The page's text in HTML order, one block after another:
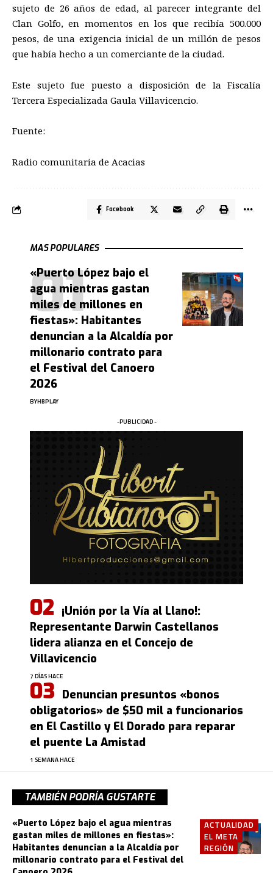
sujeto de 26 años de edad, al parecer integrante del
Clan Golfo, en momentos en los que recibía 500.000
pesos, de una exigencia inicial de un millón de pesos
que había hecho a un comerciante de la ciudad.
Este sujeto fue puesto a disposición de la Fiscalía
Tercera Especializada Gaula Villavicencio.
Fuente:
Radio comunitaria de Acacias
Facebook
MAS POPULARES
«Puerto López bajo el
agua mientras gastan
miles de millones en
fiestas»: Habitantes
denuncian a la Alcaldía por
millonario contrato para
el Festival del Canoero
2026
BYHBPLAY
-PUBLICIDAD -
¡Unión por la Vía al Llano!:
Representante Darwin Castellanos
lidera alianza en el Concejo de
Villavicencio
7 DÍAS HACE
Denuncian presuntos «bonos
obligatorios» de $50 mil a funcionarios
en El Castillo y El Dorado para reparar
el puente La Amistad
1 SEMANA HACE
TAMBIÉN PODRÍA GUSTARTE
ACTUALIDAD
EL META
REGIÓN
«Puerto López bajo el agua mientras
gastan miles de millones en fiestas»:
Habitantes denuncian a la Alcaldía por
millonario contrato para el Festival del